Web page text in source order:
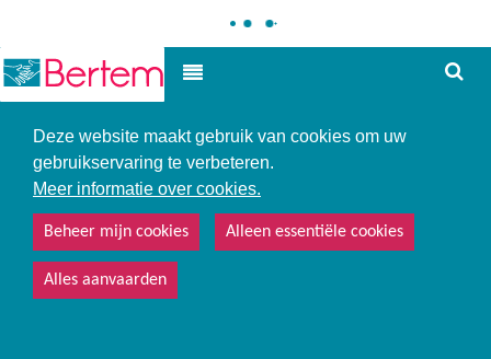
Deze website maakt gebruik van cookies om uw
gebruikservaring te verbeteren.
Meer informatie over cookies.
Beheer mijn cookies Alleen essentiële cookies
Alles aanvaarden